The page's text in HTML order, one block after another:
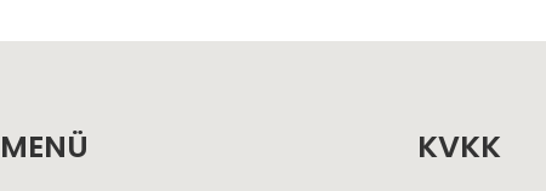
MENÜ KVKK